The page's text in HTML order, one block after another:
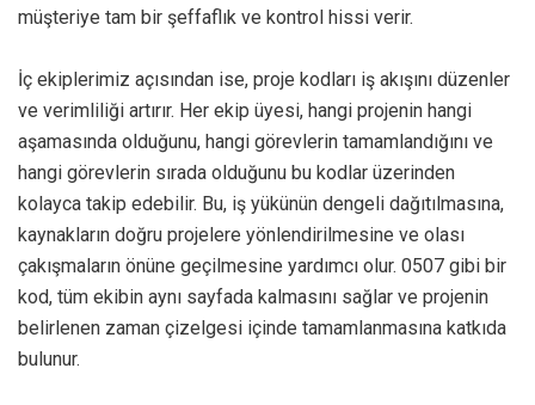
müşteriye tam bir şeffaflık ve kontrol hissi verir.
İç ekiplerimiz açısından ise, proje kodları iş akışını düzenler
ve verimliliği artırır. Her ekip üyesi, hangi projenin hangi
aşamasında olduğunu, hangi görevlerin tamamlandığını ve
hangi görevlerin sırada olduğunu bu kodlar üzerinden
kolayca takip edebilir. Bu, iş yükünün dengeli dağıtılmasına,
kaynakların doğru projelere yönlendirilmesine ve olası
çakışmaların önüne geçilmesine yardımcı olur. 0507 gibi bir
kod, tüm ekibin aynı sayfada kalmasını sağlar ve projenin
belirlenen zaman çizelgesi içinde tamamlanmasına katkıda
bulunur.